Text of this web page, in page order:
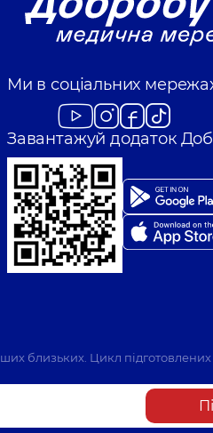
Ми в соціальних
Завантажуй додаток
близьких. Цикл